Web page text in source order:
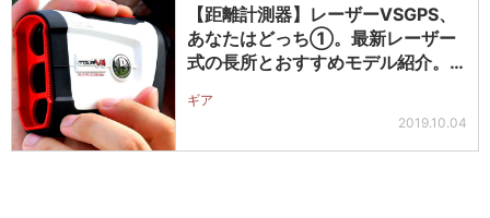
【距離計測器】レーザーVSGPS、
あなたはどっち①。最新レーザー
式の長所とおすすめモデル紹介。ブ
ギア
2019.10.04